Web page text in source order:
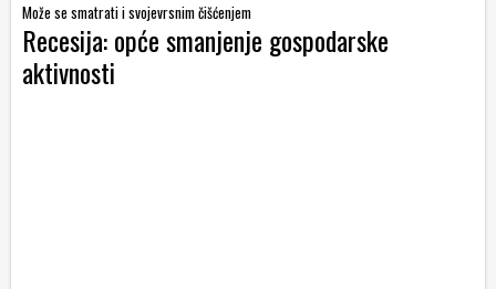
Može se smatrati i svojevrsnim čišćenjem
Recesija: opće smanjenje gospodarske
aktivnosti